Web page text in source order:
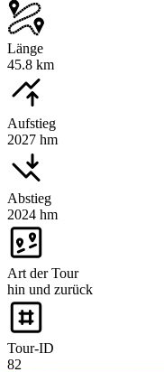
Länge
45.8 km
Aufstieg
2027 hm
Abstieg
2024 hm
Art der Tour
hin und zurück
Tour-ID
82